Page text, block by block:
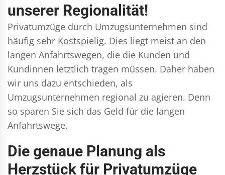
unserer Regionalität!
Privatumzüge durch Umzugsunternehmen sind
häufig sehr Kostspielig. Dies liegt meist an den
langen Anfahrtswegen, die die Kunden und
Kundinnen letztlich tragen müssen. Daher haben
wir uns dazu entschieden, als
Umzugsunternehmen regional zu agieren. Denn
so sparen Sie sich das Geld für die langen
Anfahrtswege.
Die genaue Planung als
Herzstück für Privatumzüge